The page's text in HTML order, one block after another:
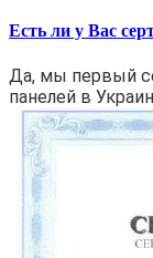
Есть ли у Вас
Да, мы первый
панелей в